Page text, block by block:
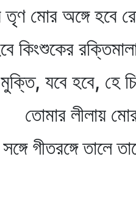
তৃণ মোর অঙ্গে হবে
কিংশুকের
যবে হবে, হে
মোর
গীতরঙ্গে তালে